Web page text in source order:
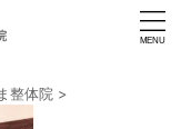
整体院 >